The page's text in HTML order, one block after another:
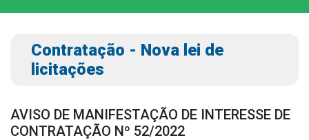
A Prefeitura
Gabinete do Vice-prefeito
História do Município
Estrutura Organizacional
Contratação - Nova lei de
licitações
AVISO DE MANIFESTAÇÃO DE INTERESSE DE
CONTRATAÇÃO Nº 52/2022